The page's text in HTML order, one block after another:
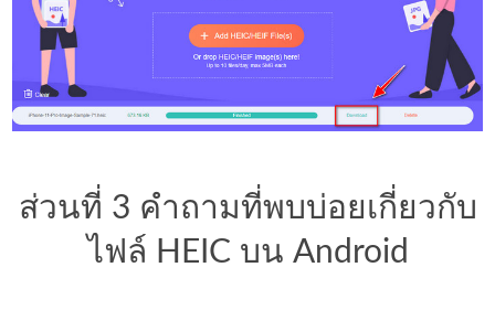
ส่วนที่ 3 คำถามที่พบบ่อยเกี่ยวกับ
ไฟล์ HEIC บน Android